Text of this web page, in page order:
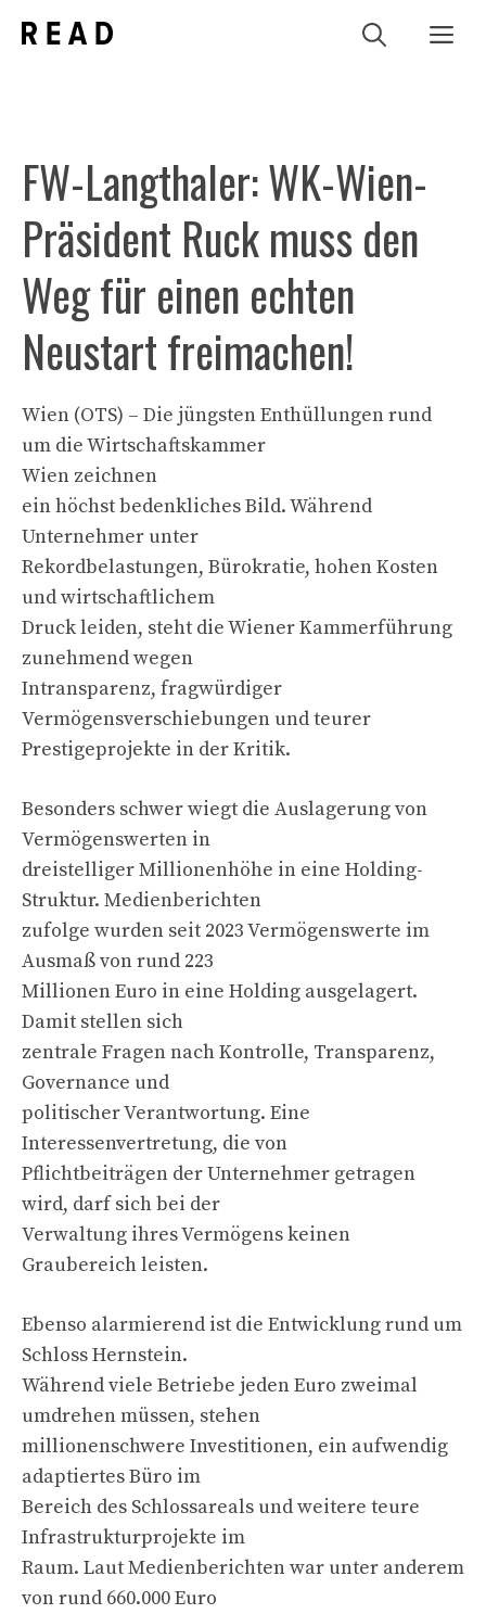
Inhalt
FW-Langthaler: WK-Wien-
Präsident Ruck muss den
Weg für einen echten
Neustart freimachen!
Wien (OTS) – Die jüngsten Enthüllungen rund
um die Wirtschaftskammer
Wien zeichnen
ein höchst bedenkliches Bild. Während
Unternehmer unter
Rekordbelastungen, Bürokratie, hohen Kosten
und wirtschaftlichem
Druck leiden, steht die Wiener Kammerführung
zunehmend wegen
Intransparenz, fragwürdiger
Vermögensverschiebungen und teurer
Prestigeprojekte in der Kritik.
Besonders schwer wiegt die Auslagerung von
Vermögenswerten in
dreistelliger Millionenhöhe in eine Holding-
Struktur. Medienberichten
zufolge wurden seit 2023 Vermögenswerte im
Ausmaß von rund 223
Millionen Euro in eine Holding ausgelagert.
Damit stellen sich
zentrale Fragen nach Kontrolle, Transparenz,
Governance und
politischer Verantwortung. Eine
Interessenvertretung, die von
Pflichtbeiträgen der Unternehmer getragen
wird, darf sich bei der
Verwaltung ihres Vermögens keinen
Graubereich leisten.
Ebenso alarmierend ist die Entwicklung rund um
Schloss Hernstein.
Während viele Betriebe jeden Euro zweimal
umdrehen müssen, stehen
millionenschwere Investitionen, ein aufwendig
adaptiertes Büro im
Bereich des Schlossareals und weitere teure
Infrastrukturprojekte im
Raum. Laut Medienberichten war unter anderem
von rund 660.000 Euro